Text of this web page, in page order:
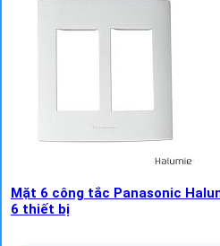
Mặt 6 công tắc Panasonic
6 thiết bị